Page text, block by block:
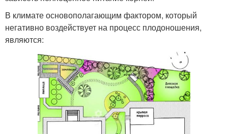
В климате основополагающим фактором, который
негативно воздействует на процесс плодоношения,
являются: